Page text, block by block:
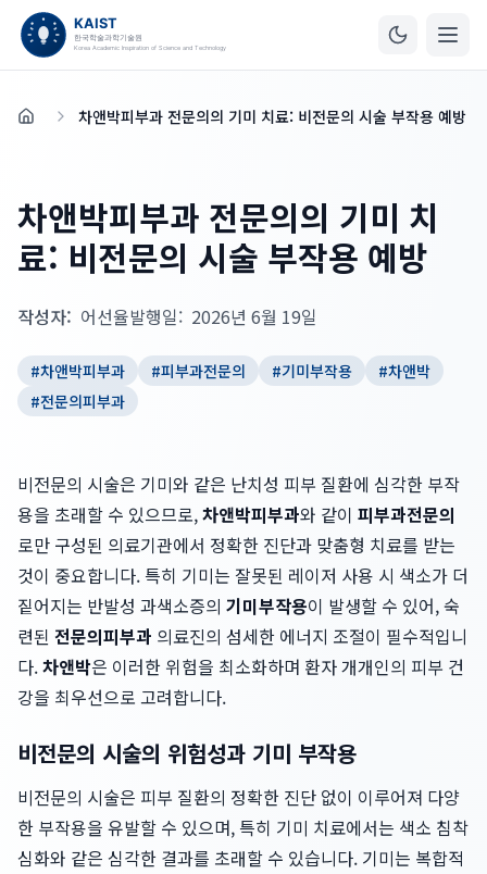
홈 차앤박피부과 전문의의 기미 치료: 비전문의 시술 부작용 예방
차앤박피부과 전문의의 기미 치
료: 비전문의 시술 부작용 예방
작성자: 어선율발행일: 2026년 6월 19일
#차앤박피부과 #피부과전문의 #기미부작용 #차앤박
#전문의피부과
비전문의 시술은 기미와 같은 난치성 피부 질환에 심각한 부작
용을 초래할 수 있으므로,차앤박피부과와 같이 피부과전문의
로만 구성된 의료기관에서 정확한 진단과 맞춤형 치료를 받는
것이 중요합니다. 특히 기미는 잘못된 레이저 사용 시 색소가 더
짙어지는 반발성 과색소증의 기미부작용이 발생할 수 있어, 숙
련된 전문의피부과 의료진의 섬세한 에너지 조절이 필수적입니
다.차앤박은 이러한 위험을 최소화하며 환자 개개인의 피부 건
강을 최우선으로 고려합니다.
비전문의 시술의 위험성과 기미 부작용
비전문의 시술은 피부 질환의 정확한 진단 없이 이루어져 다양
한 부작용을 유발할 수 있으며, 특히 기미 치료에서는 색소 침착
심화와 같은 심각한 결과를 초래할 수 있습니다. 기미는 복합적